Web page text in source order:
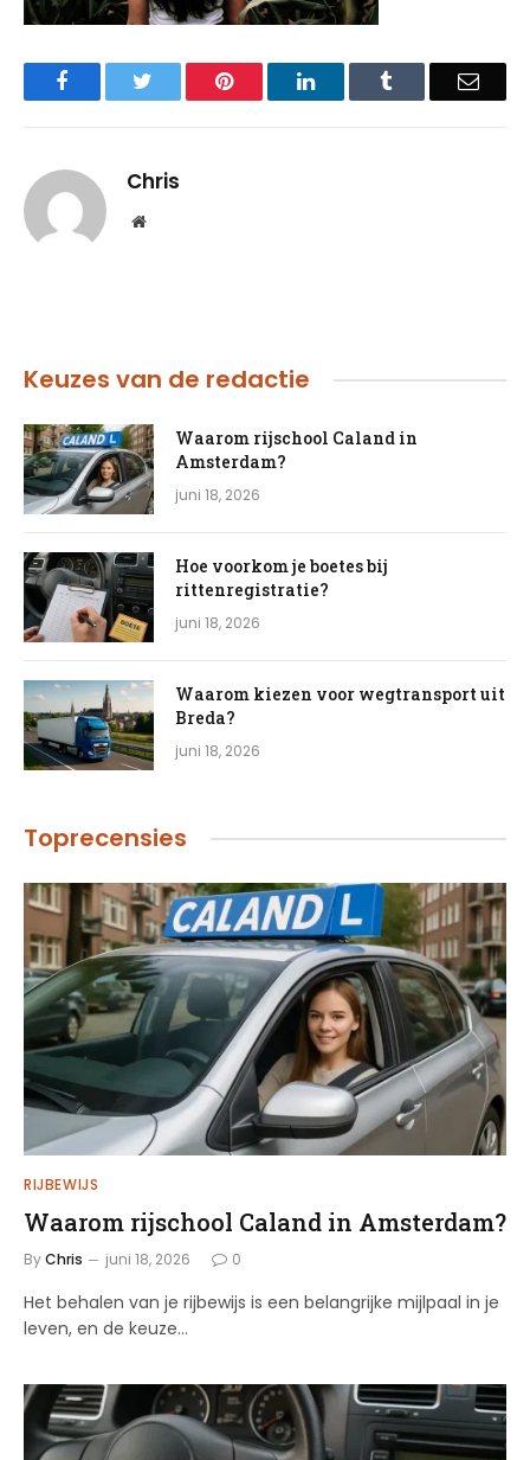
Facebook Pinterest LinkedIn Email
Chris
Website
Keuzes van de redactie
Waarom rijschool Caland in
Amsterdam?
juni 18, 2026
Hoe voorkom je boetes bij
rittenregistratie?
juni 18, 2026
Waarom kiezen voor wegtransport uit
Breda?
juni 18, 2026
Toprecensies
RIJBEWIJS
Waarom rijschool Caland in Amsterdam?
ByChris juni 18, 2026 0
Het behalen van je rijbewijs is een belangrijke mijlpaal in je
leven, en de keuze…